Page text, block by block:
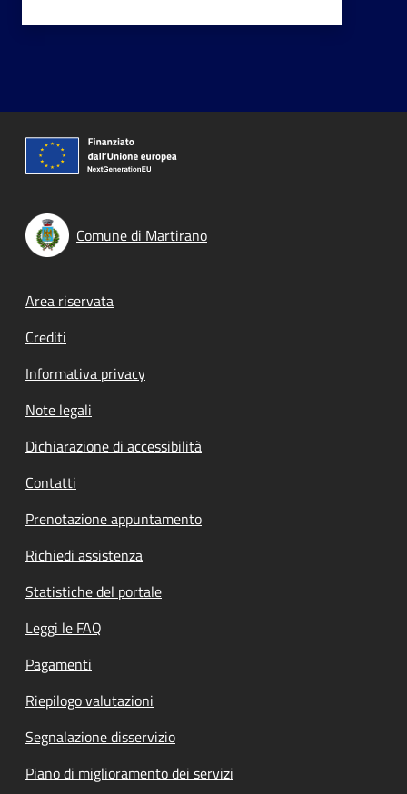
Comune di Martirano
Footer menu
Area riservata
Crediti
Informativa privacy
Note legali
Dichiarazione di accessibilità
Contatti
Prenotazione appuntamento
Richiedi assistenza
Statistiche del portale
Leggi le FAQ
Pagamenti
Riepilogo valutazioni
Segnalazione disservizio
Piano di miglioramento dei servizi